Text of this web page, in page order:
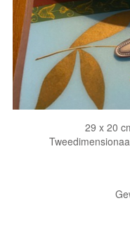
29 x 20